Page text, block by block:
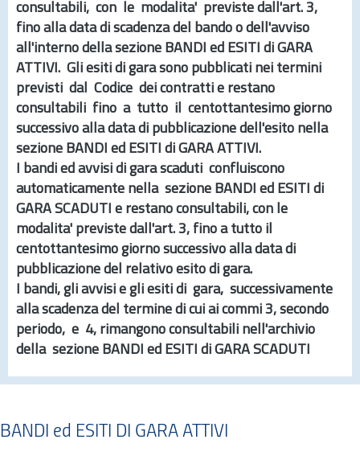
consultabili, con le modalita' previste dall'art. 3,
fino alla data di scadenza del bando o dell'avviso
all'interno della sezione BANDI ed ESITI di GARA
ATTIVI. Gli esiti di gara sono pubblicati nei termini
previsti dal Codice dei contratti e restano
consultabili fino a tutto il centottantesimo giorno
successivo alla data di pubblicazione dell'esito nella
sezione BANDI ed ESITI di GARA ATTIVI.
I bandi ed avvisi di gara scaduti confluiscono
automaticamente nella sezione BANDI ed ESITI di
GARA SCADUTI e restano consultabili, con le
modalita' previste dall'art. 3, fino a tutto il
centottantesimo giorno successivo alla data di
pubblicazione del relativo esito di gara.
I bandi, gli avvisi e gli esiti di gara, successivamente
alla scadenza del termine di cui ai commi 3, secondo
periodo, e 4, rimangono consultabili nell'archivio
della sezione BANDI ed ESITI di GARA SCADUTI
BANDI ed ESITI DI GARA ATTIVI